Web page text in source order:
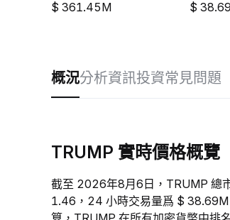
361.45M
概況分析資訊投資常見問題
TRUMP 實時價格概覽
截至 2026年8月6日，TRUMP 總
1.46，24 小時交易量爲 $